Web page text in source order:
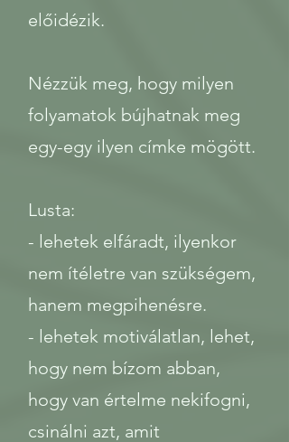
előidézik.
Nézzük meg, hogy milyen
folyamatok bújhatnak meg
egy-egy ilyen címke mögött.
Lusta:
- lehetek elfáradt, ilyenkor
nem ítéletre van szükségem,
hanem megpihenésre.
- lehetek motiválatlan, lehet,
hogy nem bízom abban,
hogy van értelme nekifogni,
csinálni azt, amit